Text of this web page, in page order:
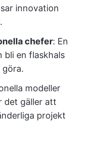
innovation
chefer: En
bli en flaskhals
modeller
det gäller att
projekt